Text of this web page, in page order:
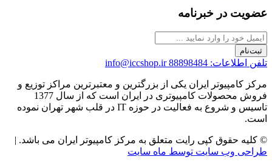
عضویت در خبرنامه
ثبت‌نام
تلفن اطلاعات: 88898484 info@iccshop.ir
مرکز کامپیوتر ایران یکی از بزرگترین و معتبرترین مراکز توزیع و
فروش محصولات کامپیوتری در ایران است که از سال 1377
تاسیس و شروع به فعالیت در حوزه IT در قلب شهر تهران نموده
است.
© کلیه حقوق کپی رایت متعلق به مرکز کامپیوتر ایران می باشد. |
طراحی وب سایت توسط ماه سایت